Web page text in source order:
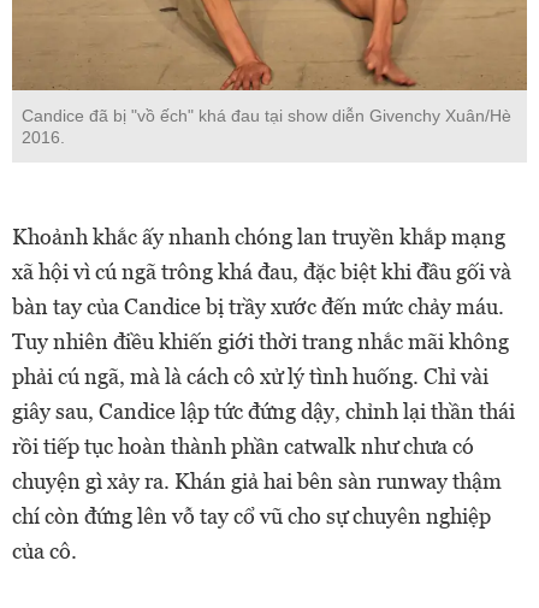
Candice đã bị "vồ ếch" khá đau tại show diễn Givenchy Xuân/Hè
2016.
Khoảnh khắc ấy nhanh chóng lan truyền khắp mạng
xã hội vì cú ngã trông khá đau, đặc biệt khi đầu gối và
bàn tay của Candice bị trầy xước đến mức chảy máu.
Tuy nhiên điều khiến giới thời trang nhắc mãi không
phải cú ngã, mà là cách cô xử lý tình huống. Chỉ vài
giây sau, Candice lập tức đứng dậy, chỉnh lại thần thái
rồi tiếp tục hoàn thành phần catwalk như chưa có
chuyện gì xảy ra. Khán giả hai bên sàn runway thậm
chí còn đứng lên vỗ tay cổ vũ cho sự chuyên nghiệp
của cô.